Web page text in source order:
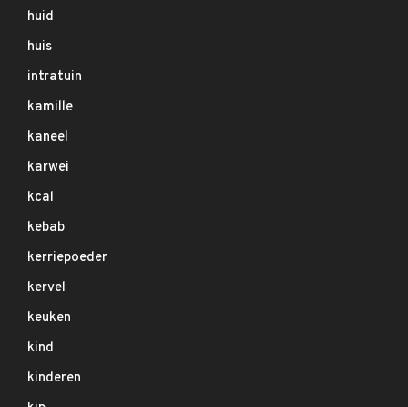
huid
huis
intratuin
kamille
kaneel
karwei
kcal
kebab
kerriepoeder
kervel
keuken
kind
kinderen